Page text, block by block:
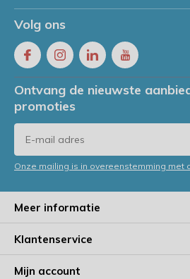
Volg ons
Ontvang de nieuwste
promoties
Onze mailing is in overeenstemming met
Meer informatie
Klantenservice
Mijn account